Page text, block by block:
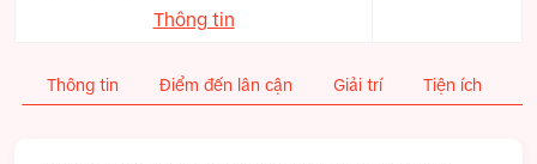
Thông tin
Thông tin Điểm đến lân cận Giải trí Tiện ích